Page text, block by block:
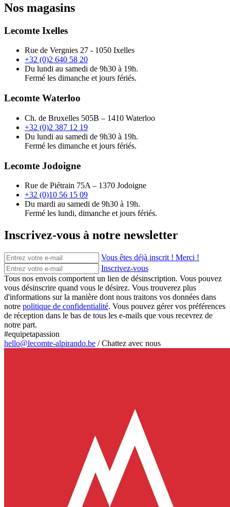
Nos magasins
Lecomte Ixelles
Rue de Vergnies 27 - 1050 Ixelles
+32 (0)2 640 58 20
Du lundi au samedi de 9h30 à 19h.
Fermé les dimanche et jours fériés.
Lecomte Waterloo
Ch. de Bruxelles 505B – 1410 Waterloo
+32 (0)2 387 12 19
Du lundi au samedi de 9h30 à 19h.
Fermé les dimanche et jours fériés.
Lecomte Jodoigne
Rue de Piétrain 75A – 1370 Jodoigne
+32 (0)10 56 15 09
Du mardi au samedi de 9h30 à 19h.
Fermé les lundi, dimanche et jours fériés.
Inscrivez-vous à notre newsletter
Vous êtes déjà inscrit ! Merci !
Inscrivez-vous
Tous nos envois comportent un lien de désinscription. Vous pouvez
vous désinscrire quand vous le désirez. Vous trouverez plus
d'informations sur la manière dont nous traitons vos données dans
notre politique de confidentialité. Vous pouvez gérer vos préférences
de réception dans le bas de tous les e-mails que vous recevrez de
notre part.
#equipetapassion
hello@lecomte-alpirando.be /Chattez avec nous